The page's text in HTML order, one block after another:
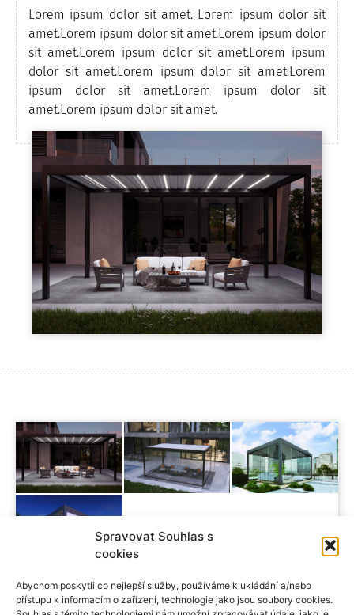
Spravovat Souhlas s
cookies
Abychom poskytli co nejlepší služby, používáme k ukládání a/nebo
přístupu k informacím o zařízení, technologie jako jsou soubory cookies.
Lorem ipsum dolor sit amet. Lorem ipsum dolor sit
amet.Lorem ipsum dolor sit amet.Lorem ipsum dolor
sit amet.Lorem ipsum dolor sit amet.Lorem ipsum
dolor sit amet.Lorem ipsum dolor sit amet.Lorem
ipsum dolor sit amet.Lorem ipsum dolor sit
amet.Lorem ipsum dolor sit amet.